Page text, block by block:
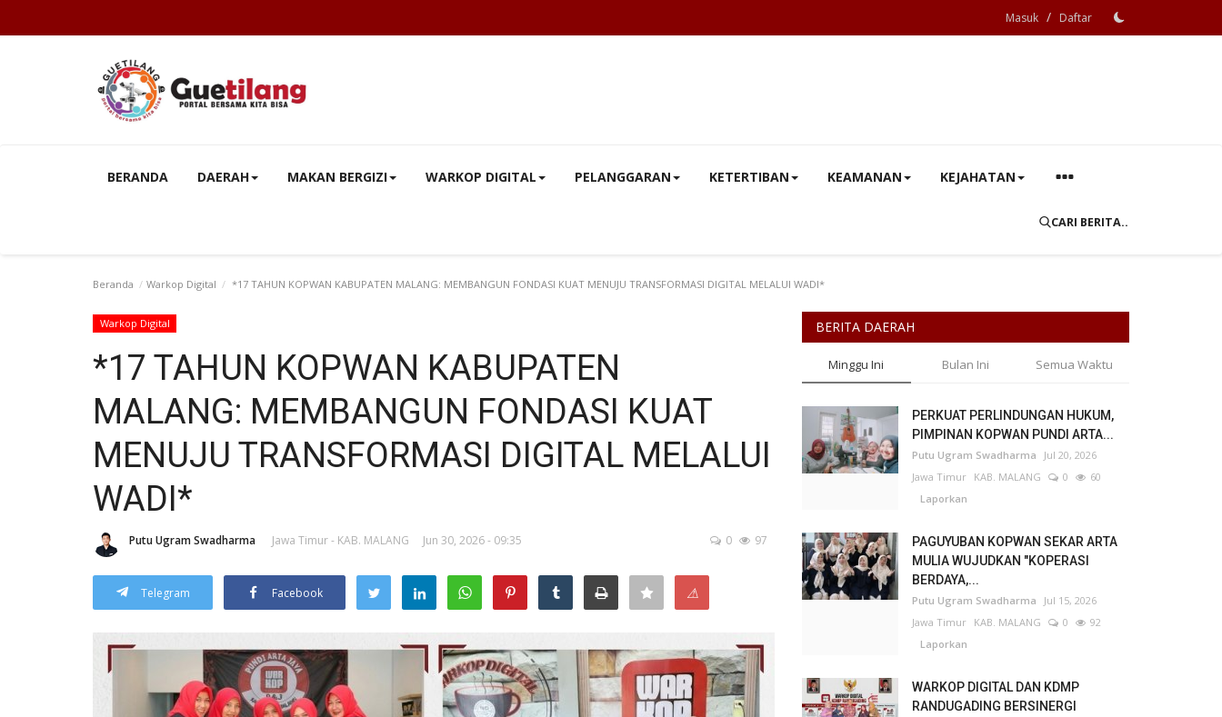
Masuk / Daftar
BERANDA DAERAH MAKAN BERGIZI WARKOP DIGITAL PELANGGARAN KETERTIBAN KEAMANAN KEJAHATAN
CARI BERITA..
Beranda Warkop Digital *17 TAHUN KOPWAN KABUPATEN MALANG: MEMBANGUN FONDASI KUAT MENUJU TRANSFORMASI DIGITAL MELALUI WADI*
Warkop Digital
*17 TAHUN KOPWAN KABUPATEN
MALANG: MEMBANGUN FONDASI KUAT
MENUJU TRANSFORMASI DIGITAL MELALUI
WADI*
Putu Ugram Swadharma Jawa Timur - KAB. MALANG Jun 30, 2026 - 09:35 0 97
Telegram Facebook ⚠
BERITA DAERAH
Minggu Ini Bulan Ini Semua Waktu
PERKUAT PERLINDUNGAN HUKUM,
PIMPINAN KOPWAN PUNDI ARTA...
Putu Ugram Swadharma
Jul 20, 2026
Jawa Timur KAB. MALANG 0
60
Laporkan
PAGUYUBAN KOPWAN SEKAR ARTA
MULIA WUJUDKAN "KOPERASI
BERDAYA,...
Putu Ugram Swadharma
Jul 15, 2026
Jawa Timur KAB. MALANG 0
92
Laporkan
WARKOP DIGITAL DAN KDMP
RANDUGADING BERSINERGI